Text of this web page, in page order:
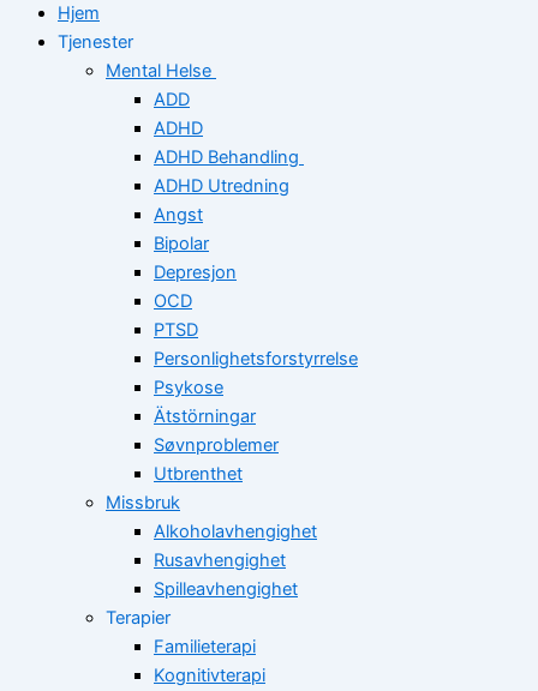
Hjem
Tjenester
Mental Helse
ADD
ADHD
ADHD Behandling
ADHD Utredning
Angst
Bipolar
Depresjon
OCD
PTSD
Personlighetsforstyrrelse
Psykose
Ätstörningar
Søvnproblemer
Utbrenthet
Missbruk
Alkoholavhengighet
Rusavhengighet
Spilleavhengighet
Terapier
Familieterapi
Kognitivterapi